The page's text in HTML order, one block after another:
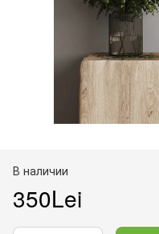
В наличии
350Lei